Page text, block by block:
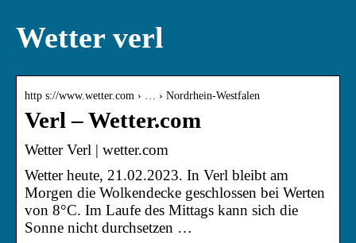
Wetter verl
http s://www.wetter.com › … › Nordrhein-Westfalen
Verl – Wetter.com
Wetter Verl | wetter.com
Wetter heute, 21.02.2023. In Verl bleibt am
Morgen die Wolkendecke geschlossen bei Werten
von 8°C. Im Laufe des Mittags kann sich die
Sonne nicht durchsetzen …